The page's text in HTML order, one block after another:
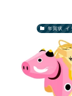
年賀状 イ